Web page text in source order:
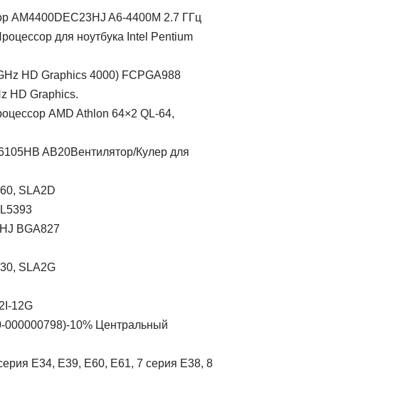
AM4400DEC23HJ A6-4400M 2.7 ГГц
для ноутбука Intel Pentium
HD Graphics.
AMD Athlon 64×2 QL-64,
Вентилятор/Кулер для
SLA2D
BGA827
SLA2G
12G
-10% Центральный